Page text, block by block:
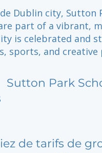
Dublin city, Sutton
part of a vibrant,
is celebrated and
sports, and creative
Sutton Park
de tarifs de